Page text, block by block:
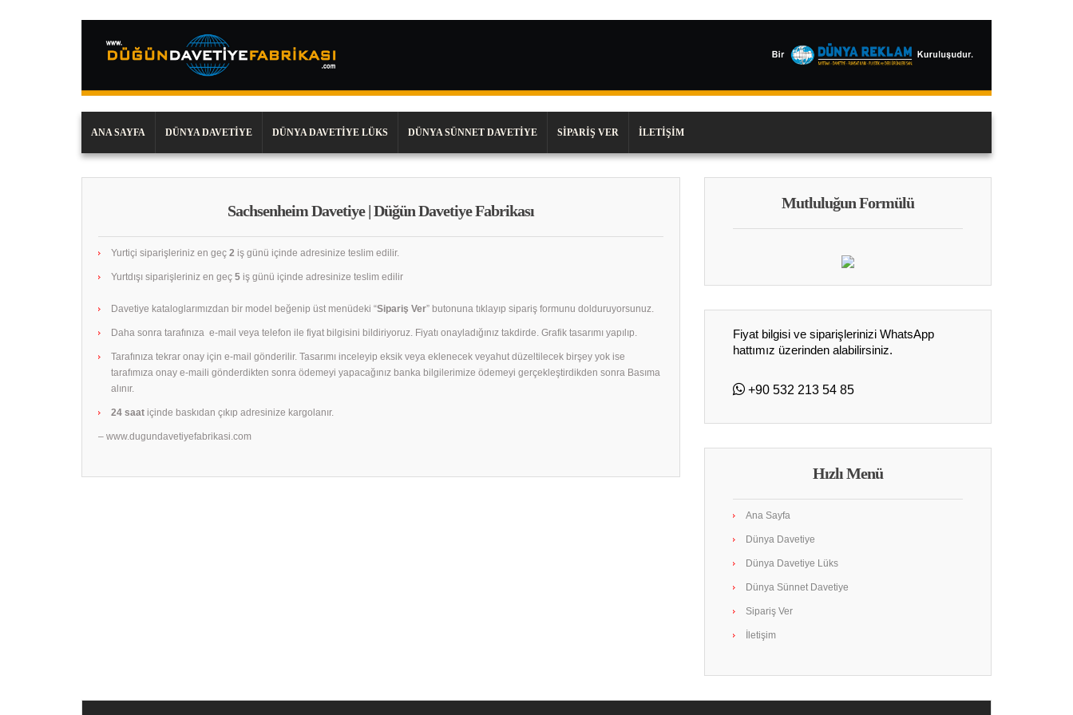
ANA SAYFA DÜNYA DAVETIYE DÜNYA DAVETIYE LÜKS DÜNYA SÜNNET DAVETIYE SIPARIŞ VER İLETIŞIM
Sachsenheim Davetiye | Düğün Davetiye Fabrikası
Yurtiçi siparişleriniz en geç 2 iş günü içinde adresinize teslim edilir.
Yurtdışı siparişleriniz en geç 5 iş günü içinde adresinize teslim edilir
Davetiye kataloglarımızdan bir model beğenip üst menüdeki “Sipariş Ver” butonuna tıklayıp sipariş formunu dolduruyorsunuz.
Daha sonra tarafınıza e-mail veya telefon ile fiyat bilgisini bildiriyoruz. Fiyatı onayladığınız takdirde. Grafik tasarımı yapılıp.
Tarafınıza tekrar onay için e-mail gönderilir. Tasarımı inceleyip eksik veya eklenecek veyahut düzeltilecek birşey yok ise
tarafımıza onay e-maili gönderdikten sonra ödemeyi yapacağınız banka bilgilerimize ödemeyi gerçekleştirdikden sonra Basıma
alınır.
24 saat içinde baskıdan çıkıp adresinize kargolanır.
– www.dugundavetiyefabrikasi.com
Mutluluğun Formülü
Fiyat bilgisi ve siparişlerinizi WhatsApp
hattımız üzerinden alabilirsiniz.
+90 532 213 54 85
Hızlı Menü
Ana Sayfa
Dünya Davetiye
Dünya Davetiye Lüks
Dünya Sünnet Davetiye
Sipariş Ver
İletişim